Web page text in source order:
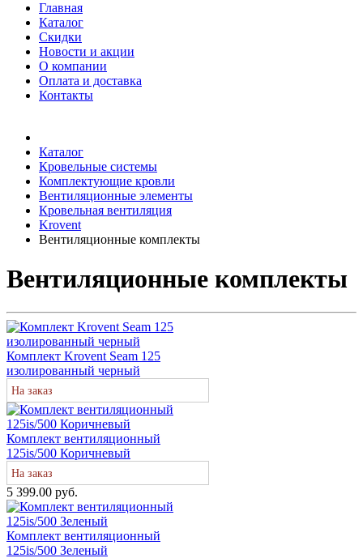
Главная
Каталог
Скидки
Новости и акции
О компании
Оплата и доставка
Контакты
Каталог
Кровельные системы
Комплектующие кровли
Вентиляционные элементы
Кровельная вентиляция
Krovent
Вентиляционные комплекты
Вентиляционные комплекты
Комплект Krovent Seam 125
изолированный черный
На заказ
Комплект вентиляционный
125is/500 Коричневый
На заказ
5 399.00 руб.
Комплект вентиляционный
125is/500 Зеленый